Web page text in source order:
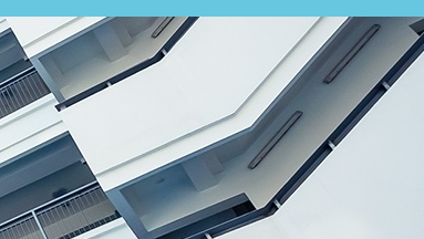
小一入學事
宜
申請2026-
27年度小
一候補生事
宜
牧區牧養
各級照片
家校同心
衞理校友
校園動態
媒體報導
校園電視台
開放日